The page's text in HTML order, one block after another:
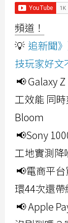
頻道！
💡 追新聞
技玩家好文
📢 Galaxy
工效能 同
Bloom
📢Sony
工地實測降
📢電商平
環44次還
📢 Apple